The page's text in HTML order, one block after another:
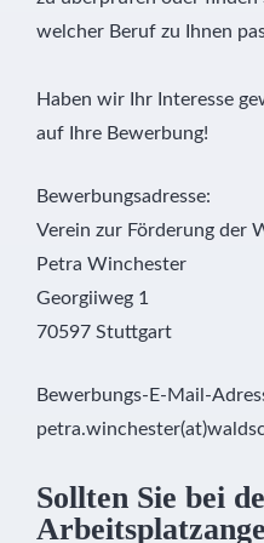
welcher Beruf zu Ihnen
Haben wir Ihr Interesse
auf Ihre Bewerbung!
Bewerbungsadresse:
Verein zur Förderung der
Petra Winchester
Georgiiweg 1
70597 Stuttgart
Bewerbungs-E-Mail-
Sollten Sie bei